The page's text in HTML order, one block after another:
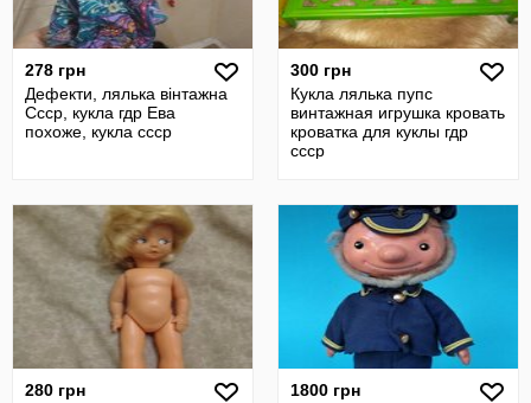
278 грн
Дефекти, лялька вінтажна
Ссср, кукла гдр Ева
похоже, кукла ссср
300 грн
Кукла лялька пупс
винтажная игрушка кровать
кроватка для куклы гдр
ссср
280 грн
1800 грн